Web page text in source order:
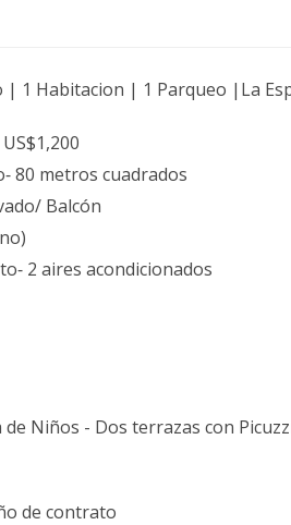
| 1 Habitacion | 1 Parqueo |La
80 metros cuadrados
Balcón
2 aires acondicionados
de Niños - Dos terrazas con
de contrato